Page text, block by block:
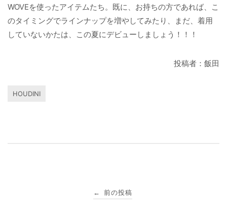
WOVEを使ったアイテムたち。既に、お持ちの方であれば、こ
のタイミングでラインナップを増やしてみたり、まだ、着用
していないかたは、この夏にデビューしましょう！！！
投稿者：飯田
HOUDINI
← 前の投稿